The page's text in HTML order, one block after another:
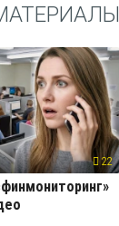
22